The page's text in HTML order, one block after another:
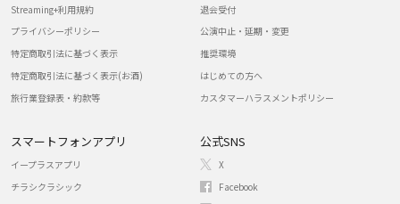
Streaming+利用規約
プライバシーポリシー
特定商取引法に基づく表示
特定商取引法に基づく表示(お酒)
旅行業登録表・約款等
退会受付
公演中止・延期・変更
推奨環境
はじめての方へ
カスタマーハラスメントポリシー
スマートフォンアプリ
イープラスアプリ
チラシクラシック
公式SNS
X
Facebook